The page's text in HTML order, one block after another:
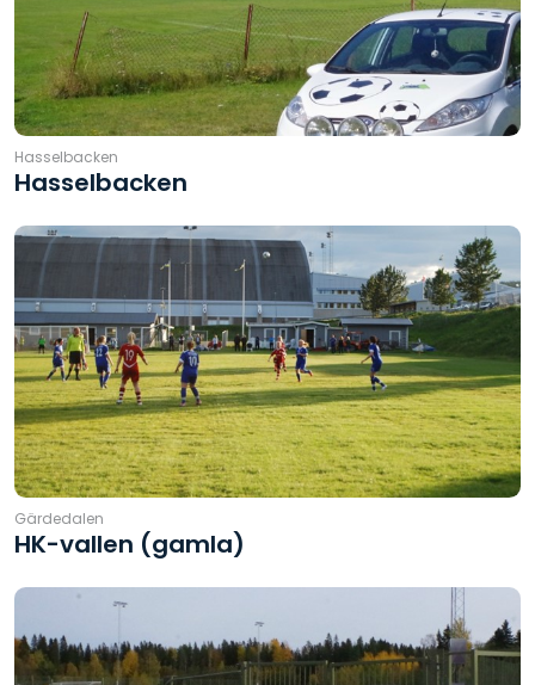
Hasselbacken
Hasselbacken
Gärdedalen
HK-vallen (gamla)